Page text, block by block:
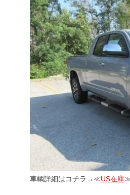
車輌詳細はコチラ→≪US在庫